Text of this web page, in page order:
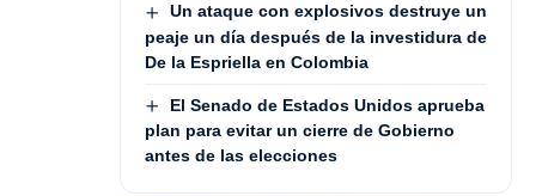
Un ataque con explosivos destruye un
peaje un día después de la investidura de
De la Espriella en Colombia
El Senado de Estados Unidos aprueba
plan para evitar un cierre de Gobierno
antes de las elecciones